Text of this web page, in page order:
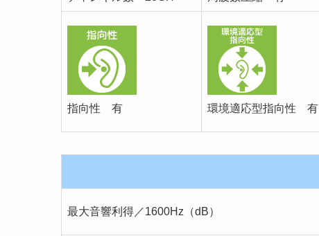
指向性 有 環境適応型指向性 有
最大音響利得／1600Hz（dB）